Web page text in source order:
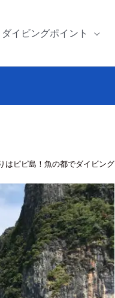
ダイビングポイント
はピピ島！魚の都でダイビング